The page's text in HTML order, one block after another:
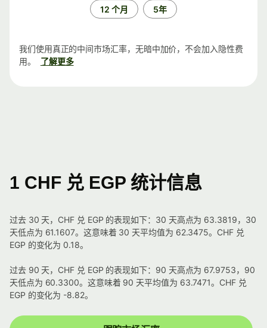
12 个月 5年
我们使用真正的中间市场汇率，无暗中加价，不会加入隐性费
用。
了解更多
1 CHF 兑 EGP 统计信息
过去 30 天，CHF 兑 EGP 的表现如下：30 天高点为 63.3819，30
天低点为 61.1607。这意味着 30 天平均值为 62.3475。CHF 兑
EGP 的变化为 0.18。
过去 90 天，CHF 兑 EGP 的表现如下：90 天高点为 67.9753，90
天低点为 60.3300。这意味着 90 天平均值为 63.7471。CHF 兑
EGP 的变化为 -8.82。